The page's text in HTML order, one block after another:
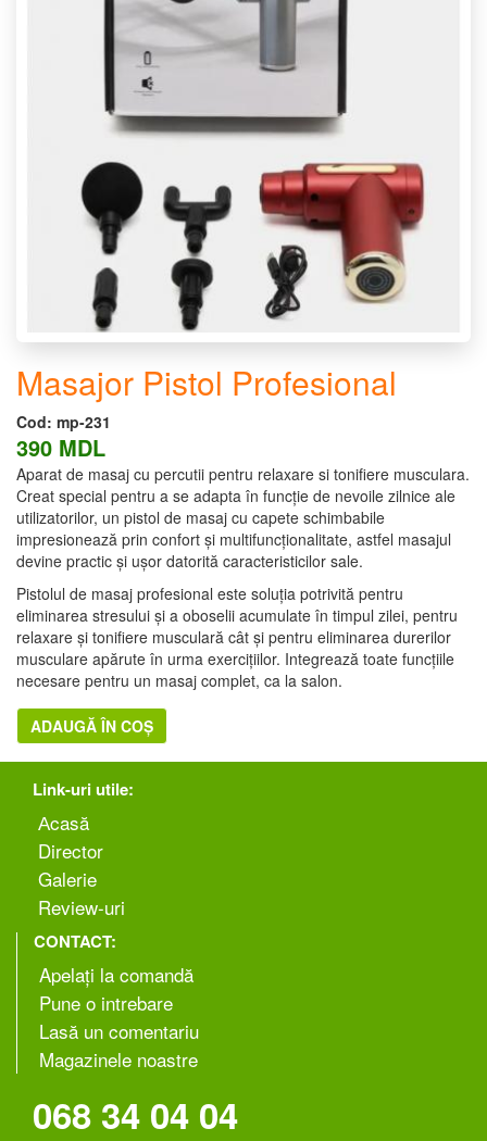
Masajor Pistol Profesional
Cod: mp-231
390 MDL
Aparat de masaj cu percutii pentru relaxare si tonifiere musculara.
Creat special pentru a se adapta în funcție de nevoile zilnice ale
utilizatorilor, un pistol de masaj cu capete schimbabile
impresionează prin confort și multifuncționalitate, astfel masajul
devine practic și ușor datorită caracteristicilor sale.
Pistolul de masaj profesional este soluția potrivită pentru
eliminarea stresului și a oboselii acumulate în timpul zilei, pentru
relaxare și tonifiere musculară cât și pentru eliminarea durerilor
musculare apărute în urma exercițiilor. Integrează toate funcțiile
necesare pentru un masaj complet, ca la salon.
ADAUGĂ ÎN COȘ
Link-uri utile:
Аcasă
Director
Galerie
Review-uri
CONTACT:
Apelați la comandă
Pune o intrebare
Lasă un comentariu
Magazinele noastre
068 34 04 04